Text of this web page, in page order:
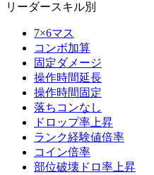
リーダースキル別
7×6マス
コンボ加算
固定ダメージ
操作時間延長
操作時間固定
落ちコンなし
ドロップ率上昇
ランク経験値倍率
コイン倍率
部位破壊ドロ率上昇